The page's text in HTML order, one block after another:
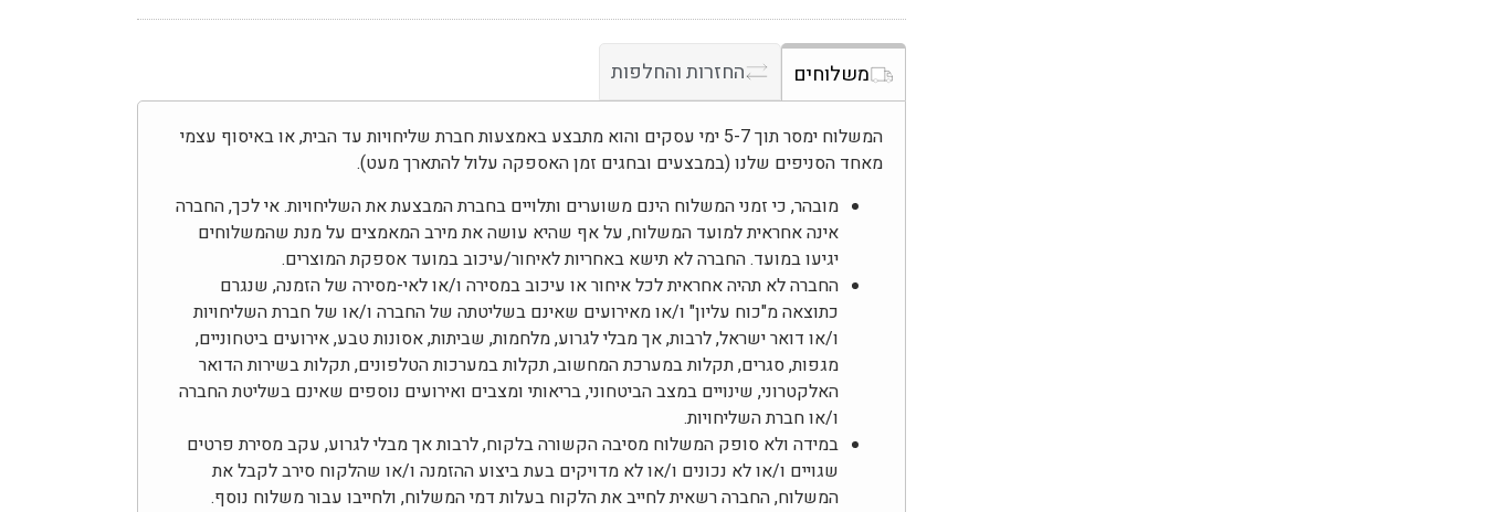
משלוחים החזרות והחלפות
המשלוח ימסר תוך 5-7 ימי עסקים והוא מתבצע באמצעות חברת שליחויות עד הבית, או באיסוף עצמי
מאחד הסניפים שלנו (במבצעים ובחגים זמן האספקה עלול להתארך מעט).
מובהר, כי זמני המשלוח הינם משוערים ותלויים בחברת המבצעת את השליחויות. אי לכך, החברה
אינה אחראית למועד המשלוח, על אף שהיא עושה את מירב המאמצים על מנת שהמשלוחים
יגיעו במועד. החברה לא תישא באחריות לאיחור/עיכוב במועד אספקת המוצרים.
החברה לא תהיה אחראית לכל איחור או עיכוב במסירה ו/או לאי-מסירה של הזמנה, שנגרם
כתוצאה מ"כוח עליון" ו/או מאירועים שאינם בשליטתה של החברה ו/או של חברת השליחויות
ו/או דואר ישראל, לרבות, אך מבלי לגרוע, מלחמות, שביתות, אסונות טבע, אירועים ביטחוניים,
מגפות, סגרים, תקלות במערכת המחשוב, תקלות במערכות הטלפונים, תקלות בשירות הדואר
האלקטרוני, שינויים במצב הביטחוני, בריאותי ומצבים ואירועים נוספים שאינם בשליטת החברה
ו/או חברת השליחויות.
במידה ולא סופק המשלוח מסיבה הקשורה בלקוח, לרבות אך מבלי לגרוע, עקב מסירת פרטים
שגויים ו/או לא נכונים ו/או לא מדויקים בעת ביצוע ההזמנה ו/או שהלקוח סירב לקבל את
המשלוח, החברה רשאית לחייב את הלקוח בעלות דמי המשלוח, ולחייבו עבור משלוח נוסף.